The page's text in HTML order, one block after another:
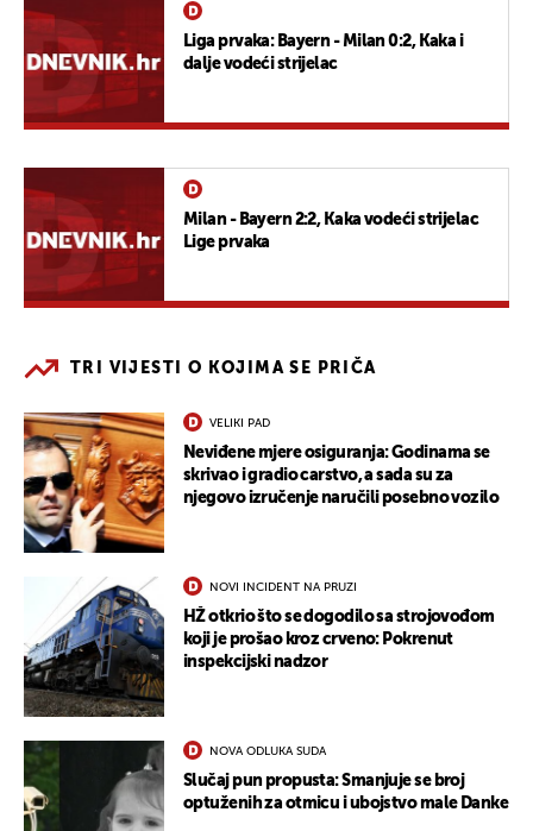
Liga prvaka: Bayern - Milan 0:2, Kaka i
dalje vodeći strijelac
Milan - Bayern 2:2, Kaka vodeći strijelac
Lige prvaka
TRI VIJESTI O KOJIMA SE PRIČA
VELIKI PAD
Neviđene mjere osiguranja: Godinama se
skrivao i gradio carstvo, a sada su za
njegovo izručenje naručili posebno vozilo
NOVI INCIDENT NA PRUZI
HŽ otkrio što se dogodilo sa strojovođom
koji je prošao kroz crveno: Pokrenut
inspekcijski nadzor
NOVA ODLUKA SUDA
Slučaj pun propusta: Smanjuje se broj
optuženih za otmicu i ubojstvo male Danke